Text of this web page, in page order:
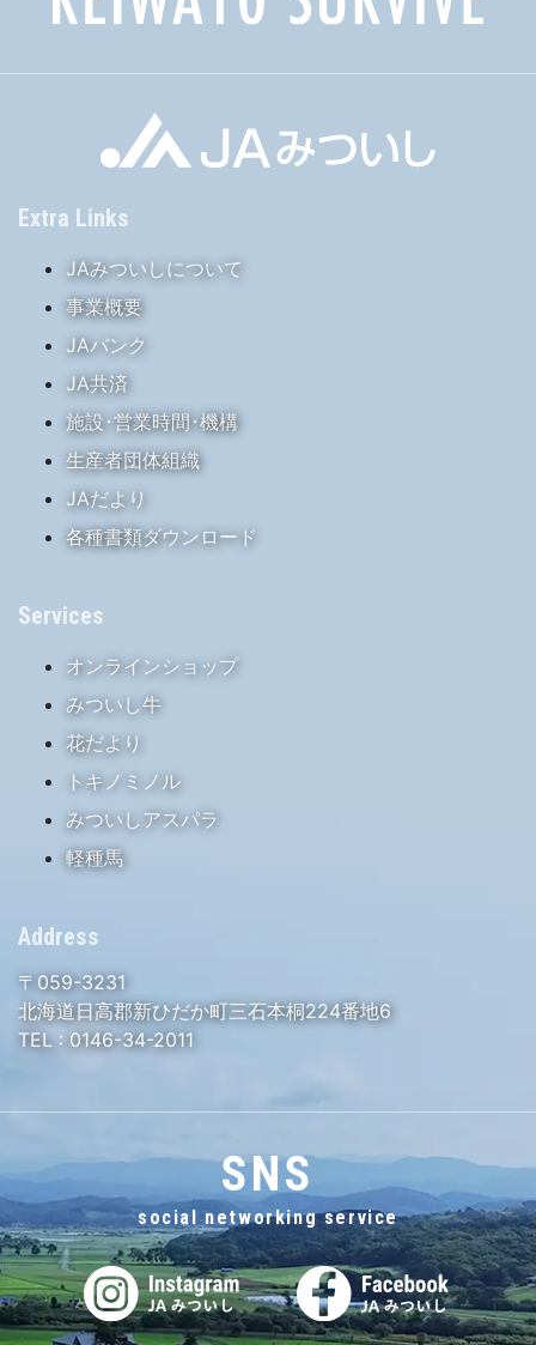
Extra Links
JAみついしについて
事業概要
JAバンク
JA共済
施設･営業時間･機構
生産者団体組織
JAだより
各種書類ダウンロード
Services
オンラインショップ
みついし牛
花だより
トキノミノル
みついしアスパラ
軽種馬
Address
〒059-3231
北海道日高郡新ひだか町三石本桐224番地6
TEL : 0146-34-2011
SNS
social networking service